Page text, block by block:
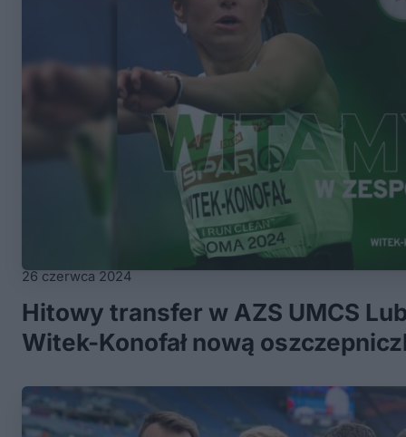
26 czerwca 2024
Hitowy transfer w AZS UMCS
Witek-Konofał nową